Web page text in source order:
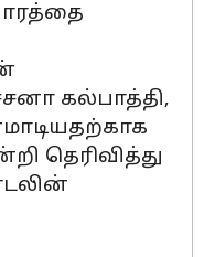
கல்பாத்தி,
தெரிவித்து